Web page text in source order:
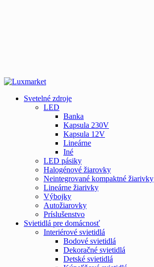
Svetelné zdroje
LED
Banka
Kapsula 230V
Kapsula 12V
Lineárne
Iné
LED pásiky
Halogénové žiarovky
Neintegrované kompaktné žiarivky
Lineárne žiarivky
Výbojky
Autožiarovky
Príslušenstvo
Svietidlá pre domácnosť
Interiérové svietidlá
Bodové svietidlá
Dekoračné svietidlá
Detské svietidlá